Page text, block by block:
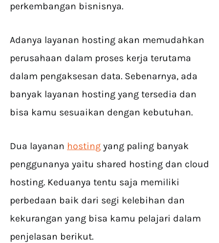
perkembangan bisnisnya.
Adanya layanan hosting akan memudahkan
perusahaan dalam proses kerja terutama
dalam pengaksesan data. Sebenarnya, ada
banyak layanan hosting yang tersedia dan
bisa kamu sesuaikan dengan kebutuhan.
Dua layanan hosting yang paling banyak
penggunanya yaitu shared hosting dan cloud
hosting. Keduanya tentu saja memiliki
perbedaan baik dari segi kelebihan dan
kekurangan yang bisa kamu pelajari dalam
penjelasan berikut.